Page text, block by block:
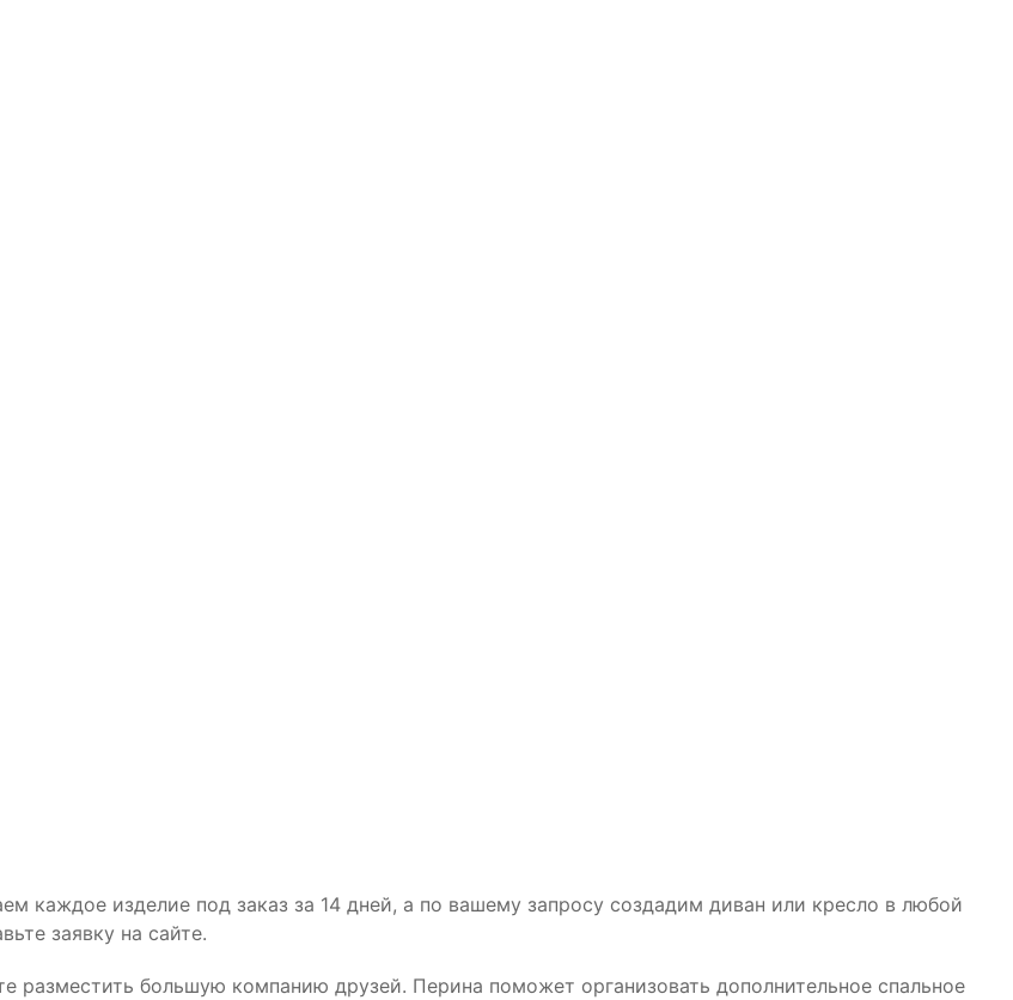
каждое изделие под заказ за 14 дней, а по вашему запросу создадим диван или кресло в любой
заявку на сайте.
разместить большую компанию друзей. Перина поможет организовать дополнительное спальное